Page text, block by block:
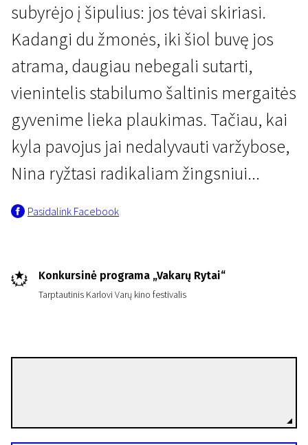
Kertant Europą
subyrėjo į šipulius: jos tėvai skiriasi.
Kadangi du žmonės, iki šiol buvę jos
atrama, daugiau nebegali sutarti,
vienintelis stabilumo šaltinis mergaitės
gyvenime lieka plaukimas. Tačiau, kai
kyla pavojus jai nedalyvauti varžybose,
Nina ryžtasi radikaliam žingsniui...
Pasidalink Facebook
Konkursinė programa „Vakarų Rytai“
Tarptautinis Karlovi Varų kino festivalis